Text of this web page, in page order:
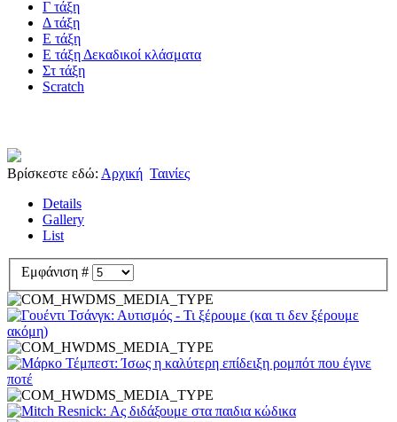
Γ τάξη
Δ τάξη
Ε τάξη
Ε τάξη Δεκαδικοί κλάσματα
Στ τάξη
Scratch
Βρίσκεστε εδώ: Αρχική Ταινίες
Details
Gallery
List
Εμφάνιση #